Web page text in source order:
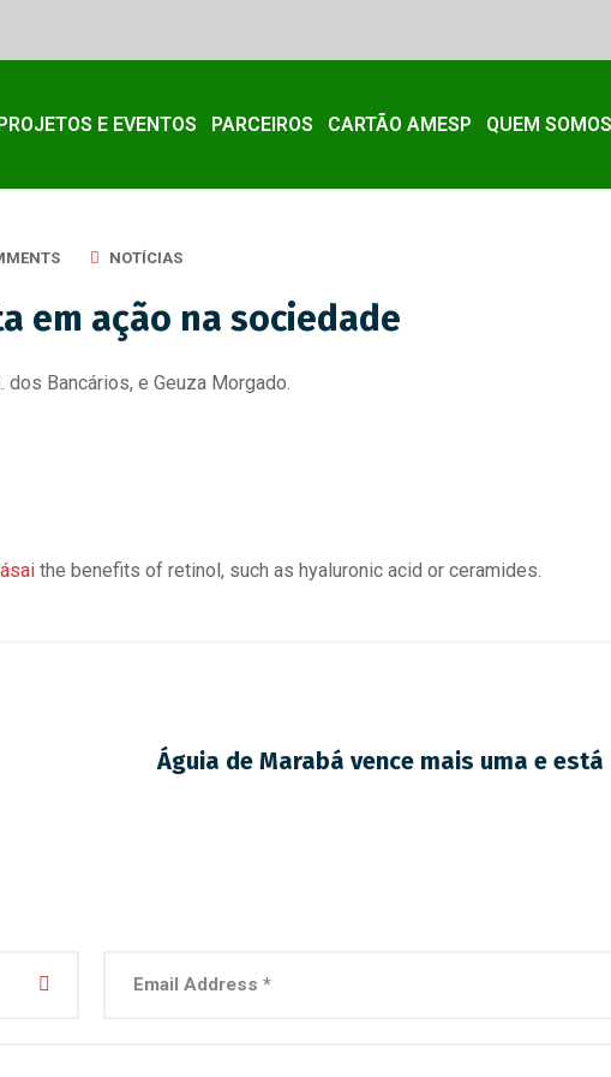
E EVENTOS PARCEIROS CARTÃO AMESP QUEM SOMOS
NOTÍCIAS
em ação na sociedade
Bancários, e Geuza Morgado.
the benefits of retinol, such as hyaluronic acid or ceramides.
Águia de Marabá vence mais uma e